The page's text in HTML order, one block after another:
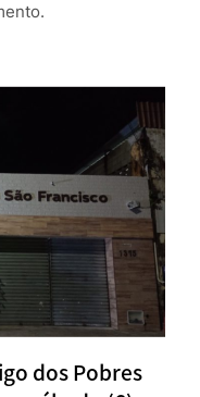
dos Pobres